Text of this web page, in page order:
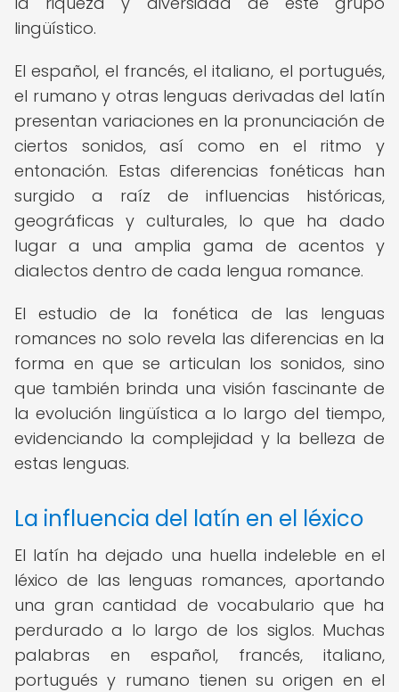
lingüístico.
El español, el francés, el italiano, el portugués,
el rumano y otras lenguas derivadas del latín
presentan variaciones en la pronunciación de
ciertos sonidos, así como en el ritmo y
entonación. Estas diferencias fonéticas han
surgido a raíz de influencias históricas,
geográficas y culturales, lo que ha dado
lugar a una amplia gama de acentos y
dialectos dentro de cada lengua romance.
El estudio de la fonética de las lenguas
romances no solo revela las diferencias en la
forma en que se articulan los sonidos, sino
que también brinda una visión fascinante de
la evolución lingüística a lo largo del tiempo,
evidenciando la complejidad y la belleza de
estas lenguas.
La influencia del latín en el léxico
El latín ha dejado una huella indeleble en el
léxico de las lenguas romances, aportando
una gran cantidad de vocabulario que ha
perdurado a lo largo de los siglos. Muchas
palabras en español, francés, italiano,
portugués y rumano tienen su origen en el